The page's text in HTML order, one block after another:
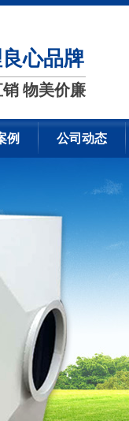
心品牌
物美价廉
例 公司动态